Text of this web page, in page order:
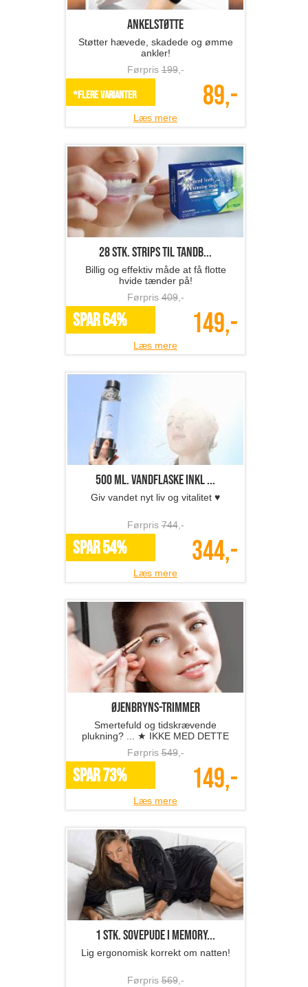
Ankelstøtte
Støtter hævede, skadede og ømme
ankler!
Førpris199,-
*Flere varianter 89,-
Læs mere
28 stk. Strips til tandb...
Billig og effektiv måde at få flotte
hvide tænder på!
Førpris409,-
SPAR 64% 149,-
Læs mere
500 ml. vandflaske inkl ...
Giv vandet nyt liv og vitalitet ♥
Førpris744,-
SPAR 54% 344,-
Læs mere
Øjenbryns-trimmer
Smertefuld og tidskrævende
plukning? ... ★ IKKE MED DETTE
TILBUD ★
Førpris549,-
SPAR 73% 149,-
Læs mere
1 stk. sovepude i memory...
Lig ergonomisk korrekt om natten!
Førpris569,-